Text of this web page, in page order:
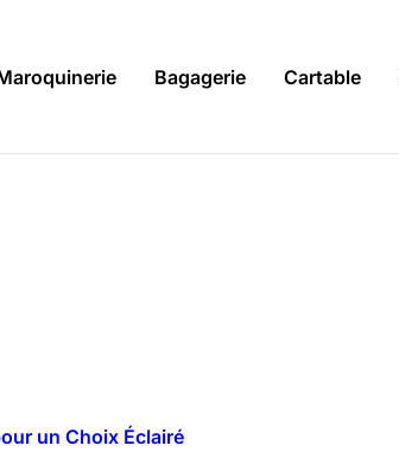
Bagagerie Cartable
un Choix Éclairé